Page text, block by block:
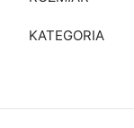
KATEGORIA